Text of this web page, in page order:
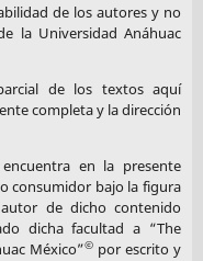
de los autores y no
la Universidad Anáhuac
de los textos aquí
completa y la dirección
en la presente
consumidor bajo la figura
de dicho contenido
dicha facultad a “The
México”©por escrito y